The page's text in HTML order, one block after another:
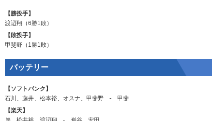
【勝投手】
渡辺翔 （6勝1敗）
【敗投手】
甲斐野 （1勝1敗）
バッテリー
【ソフトバンク】
石川 、 藤井、 松本裕、 オスナ、 甲斐野 ‐ 甲斐
【楽天】